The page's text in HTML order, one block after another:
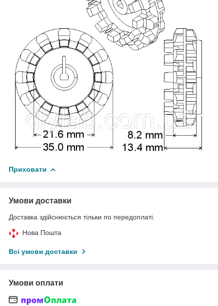
Приховати
Умови доставки
Доставка здійснюється тільки по передоплаті.
Нова Пошта
Всі умови доставки
Умови оплати